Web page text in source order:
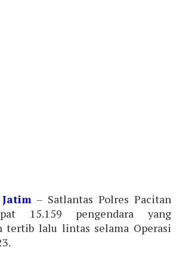
– Satlantas Polres Pacitan
15.159 pengendara yang
tertib lalu lintas selama Operasi